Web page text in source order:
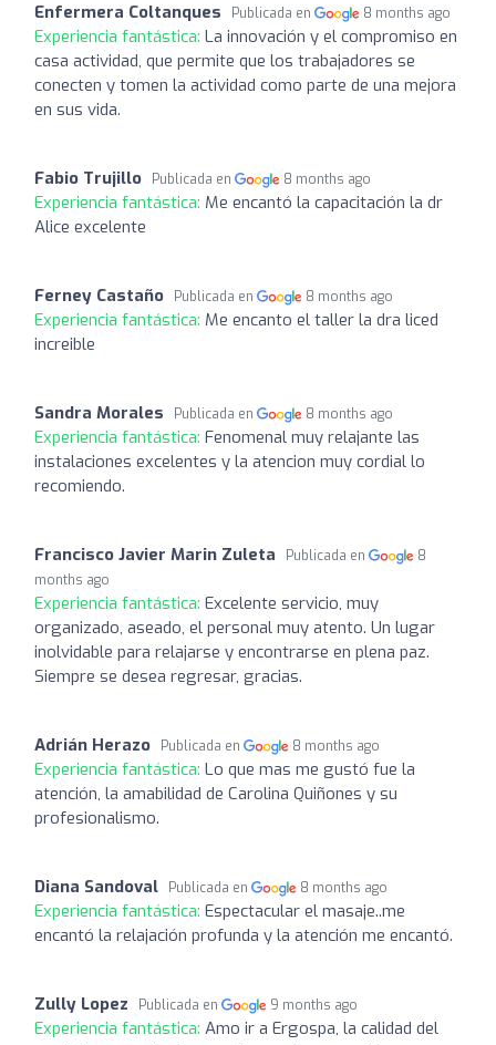
Enfermera Coltanques Publicada en 8 months ago
Experiencia fantástica: La innovación y el compromiso en
casa actividad, que permite que los trabajadores se
conecten y tomen la actividad como parte de una mejora
en sus vida.
Fabio Trujillo Publicada en 8 months ago
Experiencia fantástica: Me encantó la capacitación la dr
Alice excelente
Ferney Castaño Publicada en 8 months ago
Experiencia fantástica: Me encanto el taller la dra liced
increible
Sandra Morales Publicada en 8 months ago
Experiencia fantástica: Fenomenal muy relajante las
instalaciones excelentes y la atencion muy cordial lo
recomiendo.
Francisco Javier Marin Zuleta Publicada en
8
months ago
Experiencia fantástica: Excelente servicio, muy
organizado, aseado, el personal muy atento. Un lugar
inolvidable para relajarse y encontrarse en plena paz.
Siempre se desea regresar, gracias.
Adrián Herazo Publicada en 8 months ago
Experiencia fantástica: Lo que mas me gustó fue la
atención, la amabilidad de Carolina Quiñones y su
profesionalismo.
Diana Sandoval Publicada en 8 months ago
Experiencia fantástica: Espectacular el masaje..me
encantó la relajación profunda y la atención me encantó.
Zully Lopez Publicada en 9 months ago
Experiencia fantástica: Amo ir a Ergospa, la calidad del